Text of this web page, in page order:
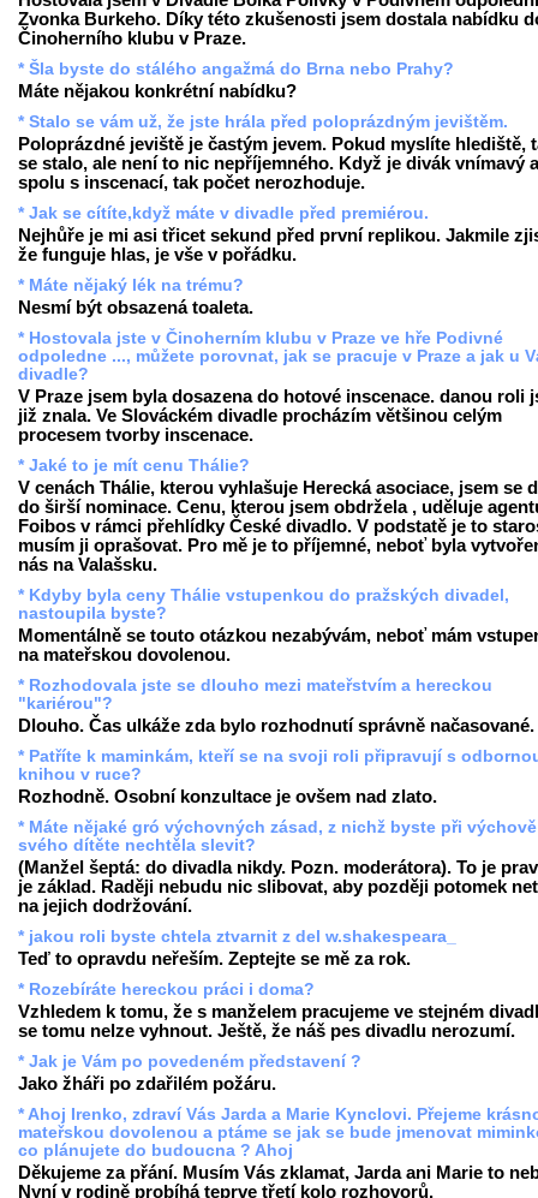
Zvonka Burkeho. Díky této zkušenosti jsem dostala nabídku
Činoherního klubu v Praze.
* Šla byste do stálého angažmá do Brna nebo Prahy?
Máte nějakou konkrétní nabídku?
* Stalo se vám už, že jste hrála před poloprázdným jevištěm.
Poloprázdné jeviště je častým jevem. Pokud myslíte hlediště,
se stalo, ale není to nic nepříjemného. Když je divák vnímavý
spolu s inscenací, tak počet nerozhoduje.
* Jak se cítíte,když máte v divadle před premiérou.
Nejhůře je mi asi třicet sekund před první replikou. Jakmile
že funguje hlas, je vše v pořádku.
* Máte nějaký lék na trému?
Nesmí být obsazená toaleta.
* Hostovala jste v Činoherním klubu v Praze ve hře Podivné
odpoledne ..., můžete porovnat, jak se pracuje v Praze a jak u
divadle?
V Praze jsem byla dosazena do hotové inscenace. danou roli
již znala. Ve Slováckém divadle procházím většinou celým
procesem tvorby inscenace.
* Jaké to je mít cenu Thálie?
V cenách Thálie, kterou vyhlašuje Herecká asociace, jsem se
do širší nominace. Cenu, kterou jsem obdržela , uděluje
Foibos v rámci přehlídky České divadlo. V podstatě je to
musím ji oprašovat. Pro mě je to příjemné, neboť byla
nás na Valašsku.
* Kdyby byla ceny Thálie vstupenkou do pražských divadel,
nastoupila byste?
Momentálně se touto otázkou nezabývám, neboť mám
na mateřskou dovolenou.
* Rozhodovala jste se dlouho mezi mateřstvím a hereckou
"kariérou"?
Dlouho. Čas ulkáže zda bylo rozhodnutí správně načasované.
* Patříte k maminkám, kteří se na svoji roli připravují s
knihou v ruce?
Rozhodně. Osobní konzultace je ovšem nad zlato.
* Máte nějaké gró výchovných zásad, z nichž byste při výchově
svého dítěte nechtěla slevit?
(Manžel šeptá: do divadla nikdy. Pozn. moderátora). To je
je základ. Raději nebudu nic slibovat, aby později potomek
na jejich dodržování.
* jakou roli byste chtela ztvarnit z del w.shakespeara_
Teď to opravdu neřeším. Zeptejte se mě za rok.
* Rozebíráte hereckou práci i doma?
Vzhledem k tomu, že s manželem pracujeme ve stejném
se tomu nelze vyhnout. Ještě, že náš pes divadlu nerozumí.
* Jak je Vám po povedeném představení ?
Jako žháři po zdařilém požáru.
* Ahoj Irenko, zdraví Vás Jarda a Marie Kynclovi. Přejeme
mateřskou dovolenou a ptáme se jak se bude jmenovat
co plánujete do budoucna ? Ahoj
Děkujeme za přání. Musím Vás zklamat, Jarda ani Marie to
Nyní v rodině probíhá teprve třetí kolo rozhovorů.